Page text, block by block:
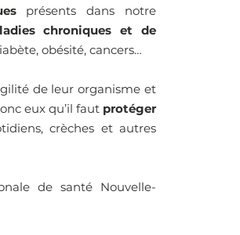
présents dans notre
chroniques et de
obésité, cancers…
de leur organisme et
eux qu’il faut protéger
crèches et autres
de santé Nouvelle-